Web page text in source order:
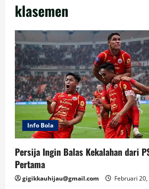
klasemen
Info Bola
Persija Ingin Balas Kekalahan dari
Pertama
gigikkauhijau@gmail.com Februari